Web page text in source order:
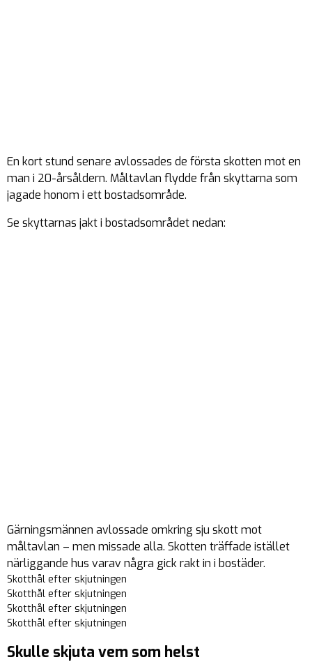
En kort stund senare avlossades de första skotten mot en
man i 20-årsåldern. Måltavlan flydde från skyttarna som
jagade honom i ett bostadsområde.
Se skyttarnas jakt i bostadsområdet nedan:
Gärningsmännen avlossade omkring sju skott mot
måltavlan – men missade alla. Skotten träffade istället
närliggande hus varav några gick rakt in i bostäder.
Skotthål efter skjutningen
Skotthål efter skjutningen
Skotthål efter skjutningen
Skotthål efter skjutningen
Skulle skjuta vem som helst